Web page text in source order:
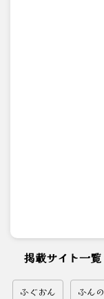
掲載サイト一覧
ふぐおん ふん